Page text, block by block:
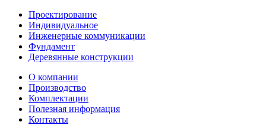
Проектирование
Индивидуальное
Инженерные коммуникации
Фундамент
Деревянные конструкции
О компании
Производство
Комплектации
Полезная информация
Контакты